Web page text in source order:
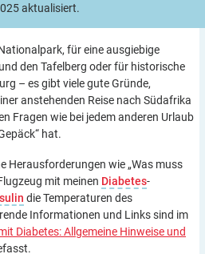
aktualisiert.
für eine ausgiebige
den Tafelberg oder für historische
– es gibt viele gute Gründe,
anstehenden Reise nach Südafrika
Fragen wie bei jedem anderen Urlaub
hat.
Herausforderungen wie „Was muss
mit meinen Diabetes-
die Temperaturen des
Informationen und Links sind im
Diabetes: Allgemeine Hinweise und